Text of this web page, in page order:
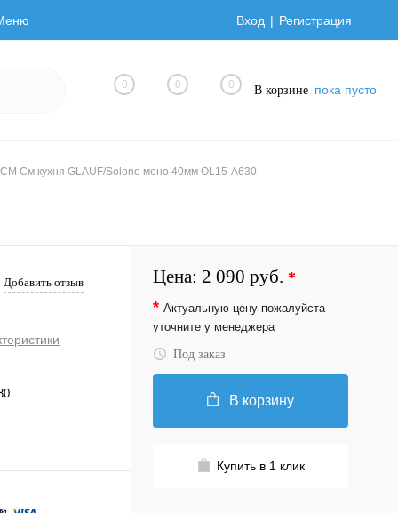
Вход Регистрация
0 0 0 В корзине пока пусто
СМ См кухня GLAUF/Solone моно 40мм OL15-A630
Добавить отзыв Цена: 2 090 руб. *
* Актуальную цену пожалуйста
уточните у менеджера
Под заказ
В корзину
Купить в 1 клик